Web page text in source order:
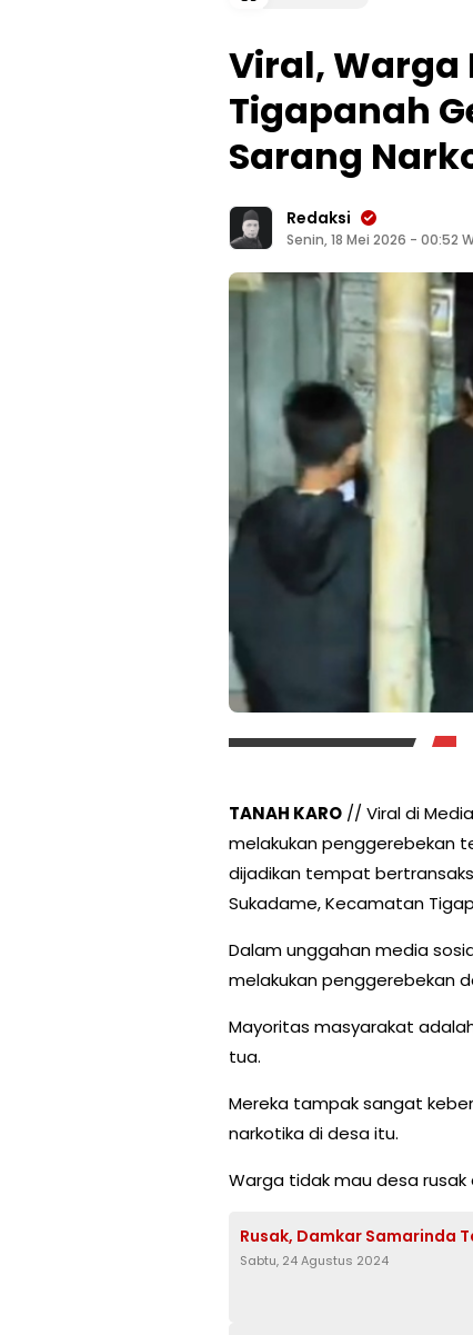
Viral, Warga
Tigapanah
Sarang
Redaksi
Senin, 18 Mei 2026 - 00:52
TANAH KARO // Viral di
melakukan penggerebekan
dijadikan tempat
Sukadame, Kecamatan
Dalam unggahan media
melakukan penggerebekan
Mayoritas masyarakat
tua.
Mereka tampak sangat
narkotika di desa itu.
Warga tidak mau desa
Rusak, Damkar Samarinda
Sabtu, 24 Agustus 2024